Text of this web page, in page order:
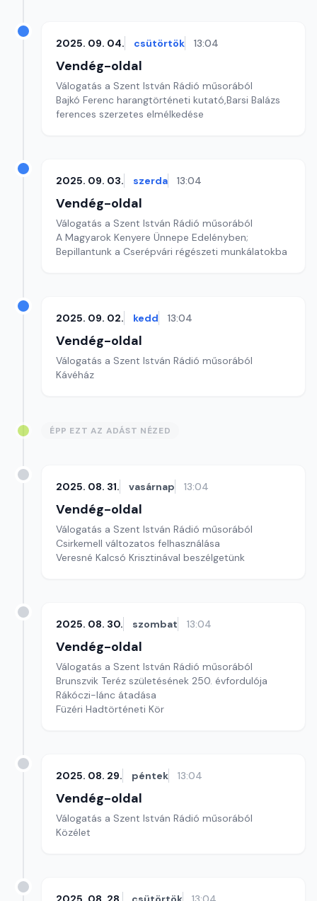
2025. 09. 04. csütörtök 13:04
Vendég-oldal
Válogatás a Szent István Rádió műsorából
Bajkó Ferenc harangtörténeti kutató,Barsi Balázs
ferences szerzetes elmélkedése
2025. 09. 03. szerda 13:04
Vendég-oldal
Válogatás a Szent István Rádió műsorából
A Magyarok Kenyere Ünnepe Edelényben;
Bepillantunk a Cserépvári régészeti munkálatokba
2025. 09. 02. kedd 13:04
Vendég-oldal
Válogatás a Szent István Rádió műsorából
Kávéház
ÉPP EZT AZ ADÁST NÉZED
2025. 08. 31. vasárnap 13:04
Vendég-oldal
Válogatás a Szent István Rádió műsorából
Csirkemell változatos felhasználása
Veresné Kalcsó Krisztinával beszélgetünk
2025. 08. 30. szombat 13:04
Vendég-oldal
Válogatás a Szent István Rádió műsorából
Brunszvik Teréz születésének 250. évfordulója
Rákóczi-lánc átadása
Füzéri Hadtörténeti Kör
2025. 08. 29. péntek 13:04
Vendég-oldal
Válogatás a Szent István Rádió műsorából
Közélet